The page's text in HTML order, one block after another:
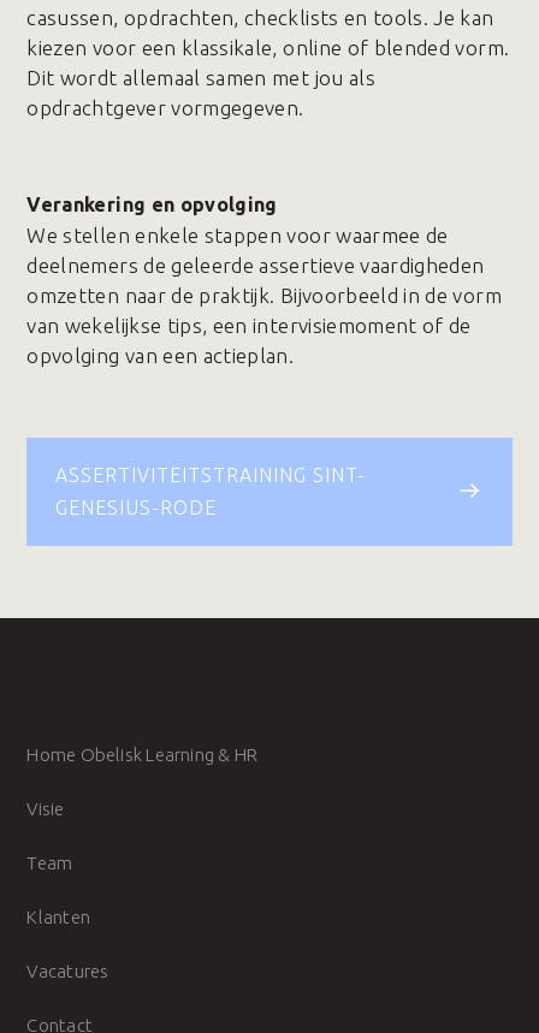
casussen, opdrachten, checklists en tools. Je kan
kiezen voor een klassikale, online of blended vorm.
Dit wordt allemaal samen met jou als
opdrachtgever vormgegeven.
Verankering en opvolging
We stellen enkele stappen voor waarmee de
deelnemers de geleerde assertieve vaardigheden
omzetten naar de praktijk. Bijvoorbeeld in de vorm
van wekelijkse tips, een intervisiemoment of de
opvolging van een actieplan.
ASSERTIVITEITSTRAINING SINT-
GENESIUS-RODE
Home Obelisk Learning & HR
Visie
Team
Klanten
Vacatures
Contact